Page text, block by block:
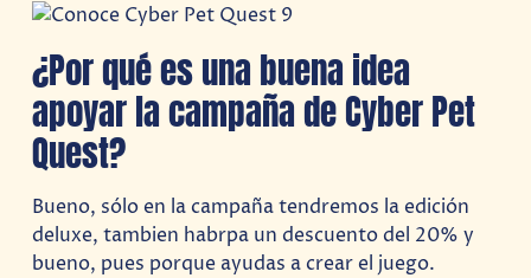
¿Por qué es una buena idea
apoyar la campaña de Cyber Pet
Quest?
Bueno, sólo en la campaña tendremos la edición
deluxe, tambien habrpa un descuento del 20% y
bueno, pues porque ayudas a crear el juego.